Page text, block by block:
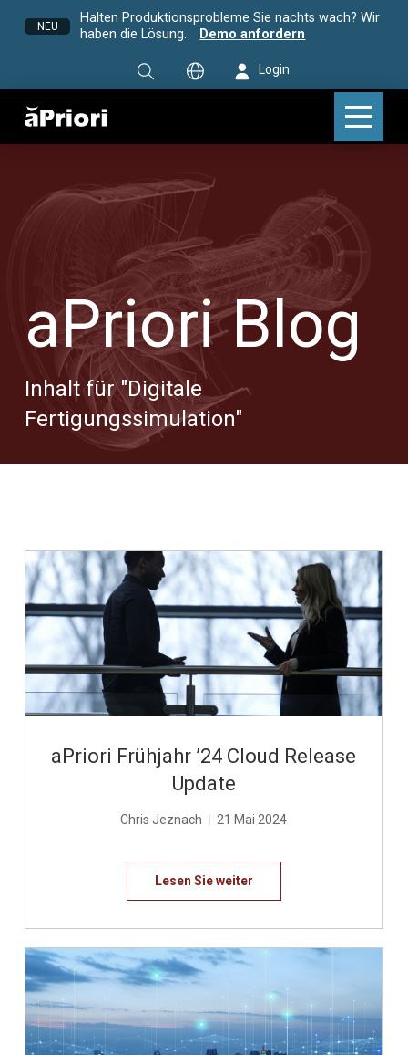
NEU
Halten Produktionsprobleme Sie nachts wach? Wir
haben die Lösung.
Demo anfordern
Login
aPriori Blog
Inhalt für "Digitale
Fertigungssimulation"
LESEN SIE WEITER
Share
on
Twitter
Share
on
LinkedIn
Share
on
Facebook
aPriori Frühjahr ’24 Cloud Release
Update
Chris Jeznach | 21 Mai 2024
Lesen Sie weiter
LESEN SIE WEITER
ShareShareShare